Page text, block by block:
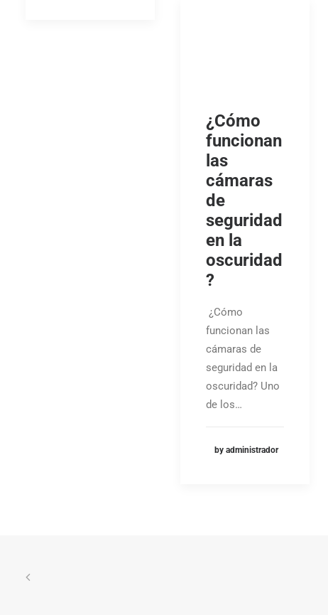
¿Cómo
funcionan
las
cámaras
de
seguridad
en la
oscuridad
?
¿Cómo
funcionan las
cámaras de
seguridad en la
oscuridad? Uno
de los…
by administrador